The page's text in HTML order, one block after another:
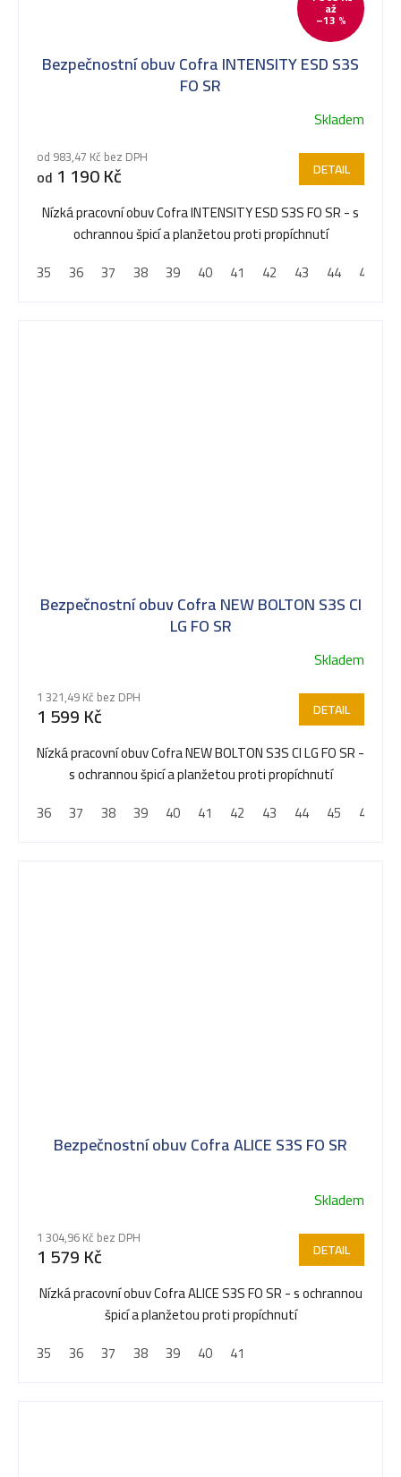
až
–13 %
Bezpečnostní obuv Cofra INTENSITY ESD S3S
FO SR
Skladem
od 983,47 Kč bez DPH
od 1 190 Kč DETAIL
Nízká pracovní obuv Cofra INTENSITY ESD S3S FO SR - s
ochrannou špicí a planžetou proti propíchnutí
35
36 37 38 39 40 41 42 43 44 45
Bezpečnostní obuv Cofra NEW BOLTON S3S CI
LG FO SR
Skladem
1 321,49 Kč bez DPH
1 599 Kč DETAIL
Nízká pracovní obuv Cofra NEW BOLTON S3S CI LG FO SR -
s ochrannou špicí a planžetou proti propíchnutí
36
37 38 39 40 41 42 43 44 45 46
Bezpečnostní obuv Cofra ALICE S3S FO SR
Skladem
1 304,96 Kč bez DPH
1 579 Kč DETAIL
Nízká pracovní obuv Cofra ALICE S3S FO SR - s ochrannou
špicí a planžetou proti propíchnutí
35
36 37 38 39 40 41